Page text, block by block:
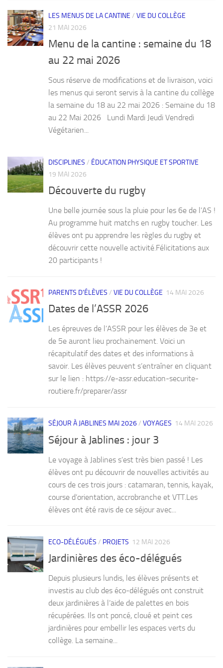
LES MENUS DE LA CANTINE / VIE DU COLLÈGE
21 MAI 2026
Menu de la cantine : semaine du 18
au 22 mai 2026
Sous réserve de modifications et de livraison, voici
les menus qui seront servis à la cantine du collège
la semaine du 18 au 22 mai 2026 : Semaine du 18
au 22 Mai 2026 Lundi Mardi Jeudi Vendredi
Végétarien...
DISCIPLINES / ÉDUCATION PHYSIQUE ET SPORTIVE
19 MAI 2026
Découverte du rugby
Une belle journée sous la pluie pour les 6e de l’AS !
Au programme huit matchs en rugby toucher. Les
élèves ont pu apprendre les règles du rugby et
découvrir cette nouvelle activité.Félicitations aux
20 participants !
PARENTS D'ÉLÈVES / VIE DU COLLÈGE 14 MAI 2026
Dates de l’ASSR 2026
Les épreuves de l’ASSR pour les élèves de 3e et
de 5e auront lieu prochainement. Voici un
récapitulatif des dates et des informations à
savoir. Les élèves peuvent s’entraîner en cliquant
sur le lien : https://e-assr.education-securite-
routiere.fr/preparer/assr
SÉJOUR À JABLINES MAI 2026/ VOYAGES 14 MAI 2026
Séjour à Jablines : jour 3
Le voyage à Jablines s’est très bien passé ! Les
élèves ont pu découvrir de nouvelles activités au
cours de ces trois jours : catamaran, tennis, kayak,
course d’orientation, accrobranche et VTT.Les
élèves ont été ravis de ce séjour avec...
ECO-DÉLÉGUÉS / PROJETS 12 MAI 2026
Jardinières des éco-délégués
Depuis plusieurs lundis, les élèves présents et
investis au club des éco-délégués ont construit
deux jardinières à l’aide de palettes en bois
récupérées. Ils ont poncé, cloué et peint ces
jardinières pour embellir les espaces verts du
collège. La semaine...